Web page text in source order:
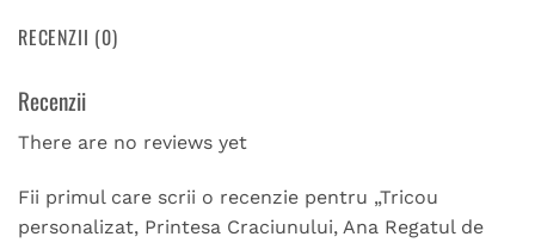
RECENZII (0)
Recenzii
There are no reviews yet
Fii primul care scrii o recenzie pentru „Tricou
personalizat, Printesa Craciunului, Ana Regatul de